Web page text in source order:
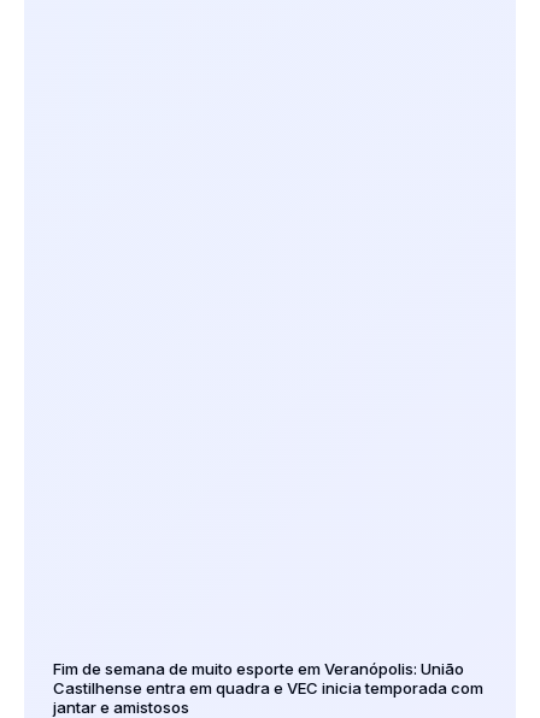
Fim de semana de muito esporte em Veranópolis: União
Castilhense entra em quadra e VEC inicia temporada com
jantar e amistosos